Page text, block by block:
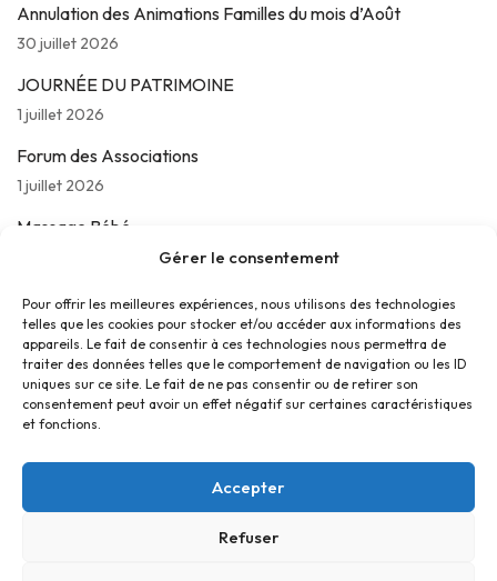
Gérer le consentement
Pour offrir les meilleures expériences, nous utilisons des technologies
telles que les cookies pour stocker et/ou accéder aux informations des
appareils. Le fait de consentir à ces technologies nous permettra de
traiter des données telles que le comportement de navigation ou les ID
uniques sur ce site. Le fait de ne pas consentir ou de retirer son
consentement peut avoir un effet négatif sur certaines caractéristiques
et fonctions.
Accepter
Refuser
Annulation des Animations Familles du mois d’Août
30 juillet 2026
JOURNÉE DU PATRIMOINE
1 juillet 2026
Forum des Associations
1 juillet 2026
Massage Bébé
Les jeudis de La Parolière
16 juin 2026
Contact